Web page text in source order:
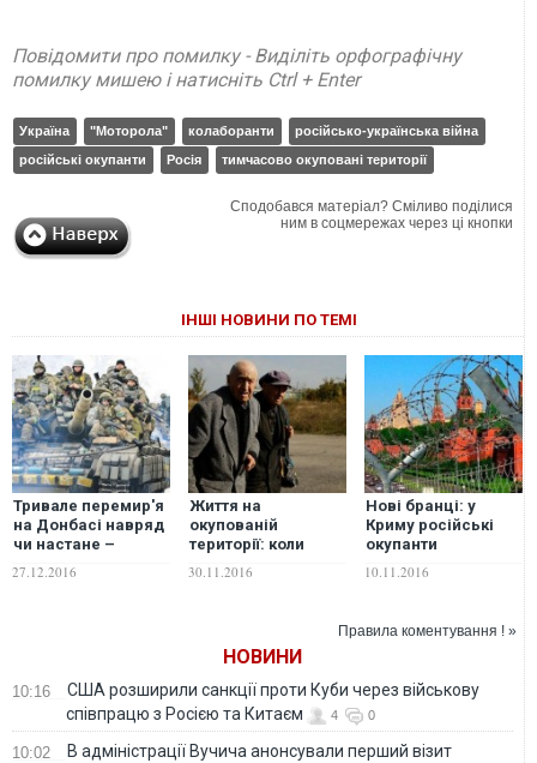
Повідомити про помилку - Виділіть орфографічну
помилку мишею і натисніть Ctrl + Enter
Україна "Моторола" колаборанти
російсько-українська війна
російські окупанти
Росія тимчасово окуповані території
Сподобався матеріал? Сміливо поділися
ним в соцмережах через ці кнопки
ІНШІ НОВИНИ ПО ТЕМІ
Тривале перемир'я
на Донбасі навряд
чи настане –
27.12.2016
Життя на
окупованій
території: коли
пенсіонерам
30.11.2016
Нові бранці: у
Криму російські
окупанти
українців
10.11.2016
Правила коментування ! »
НОВИНИ
10:16
США розширили санкції проти Куби через військову
співпрацю з Росією та Китаєм
4 0
10:02
В адміністрації Вучича анонсували перший візит